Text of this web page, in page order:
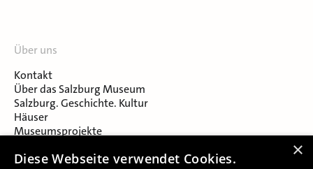
Über uns
Kontakt
Über das Salzburg Museum
Salzburg. Geschichte. Kultur
Häuser
Museumsprojekte
Museumsverein Celtic Heritage
×
Diese Webseite verwendet Cookies.